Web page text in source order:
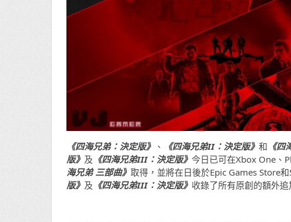
《四海兄弟：決定版》 、 《四海兄弟II：決定版》 和 《
版》 及 《四海兄弟III：決定版》 今日已可在Xbox One、
海兄弟 三部曲》 取得，並將在日後於Epic Games Store
版》 及 《四海兄弟III：決定版》 收錄了所有原創的額外